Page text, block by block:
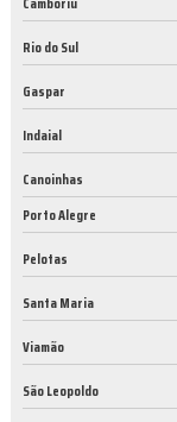
Rio do Sul
Gaspar
Indaial
Canoinhas
Porto Alegre
Pelotas
Santa Maria
Viamão
São Leopoldo